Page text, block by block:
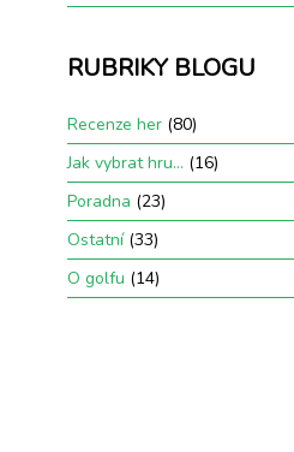
RUBRIKY BLOGU
Recenze her(80)
Jak vybrat hru… (16)
Poradna (23)
Ostatní(33)
O golfu (14)